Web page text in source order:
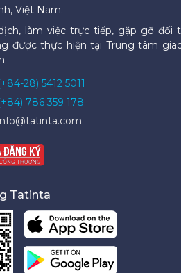
Việt Nam.
làm việc trực tiếp, gặp gỡ đối
được thực hiện tại Trung tâm
28) 5412 5011
786 359 178
Tatinta